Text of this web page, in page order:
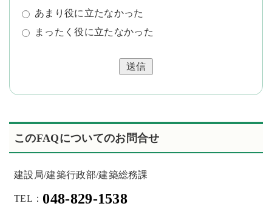
あまり役に立たなかった
まったく役に立たなかった
送信
このFAQについてのお問合せ
建設局/建築行政部/建築総務課
TEL： 048-829-1538